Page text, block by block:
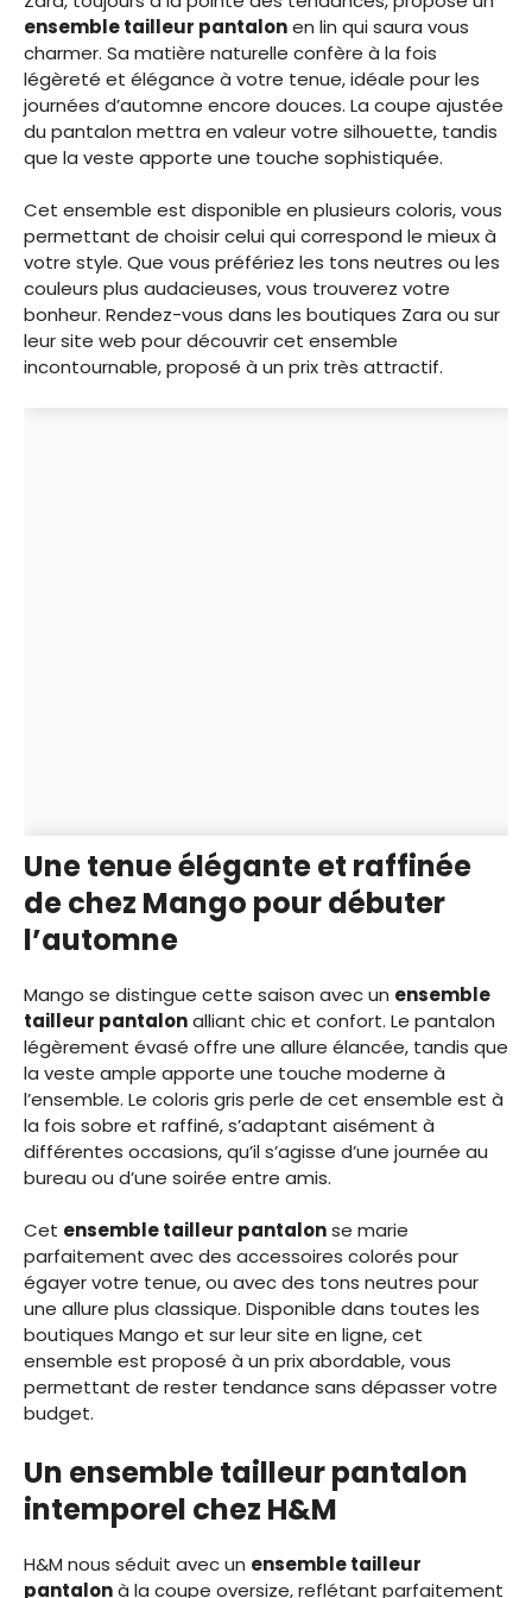
ensemble tailleur pantalonen lin qui saura vous
charmer. Sa matière naturelle confère à la fois
légèreté et élégance à votre tenue, idéale pour les
journées d’automne encore douces. La coupe ajustée
du pantalon mettra en valeur votre silhouette, tandis
que la veste apporte une touche sophistiquée.
Cet ensemble est disponible en plusieurs coloris, vous
permettant de choisir celui qui correspond le mieux à
votre style. Que vous préfériez les tons neutres ou les
couleurs plus audacieuses, vous trouverez votre
bonheur. Rendez-vous dans les boutiques Zara ou sur
leur site web pour découvrir cet ensemble
incontournable, proposé à un prix très attractif.
Une tenue élégante et raffinée
de chez Mango pour débuter
l’automne
Mango se distingue cette saison avec un ensemble
tailleur pantalonalliant chic et confort. Le pantalon
légèrement évasé offre une allure élancée, tandis que
la veste ample apporte une touche moderne à
l’ensemble. Le coloris gris perle de cet ensemble est à
la fois sobre et raffiné, s’adaptant aisément à
différentes occasions, qu’il s’agisse d’une journée au
bureau ou d’une soirée entre amis.
Cet ensemble tailleur pantalonse marie
parfaitement avec des accessoires colorés pour
égayer votre tenue, ou avec des tons neutres pour
une allure plus classique. Disponible dans toutes les
boutiques Mango et sur leur site en ligne, cet
ensemble est proposé à un prix abordable, vous
permettant de rester tendance sans dépasser votre
budget.
Un ensemble tailleur pantalon
intemporel chez H&M
H&M nous séduit avec un ensemble tailleur
pantalonà la coupe oversize, reflétant parfaitement